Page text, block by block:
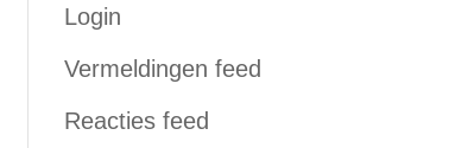
Login
Vermeldingen feed
Reacties feed